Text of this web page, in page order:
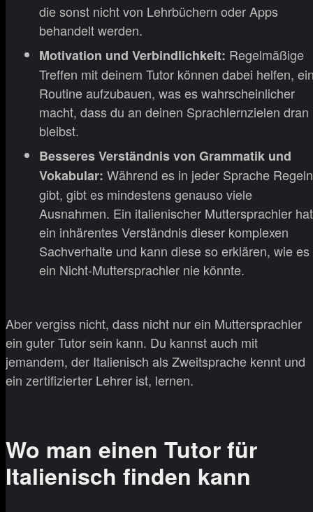
die sonst nicht von Lehrbüchern oder Apps
behandelt werden.
Motivation und Verbindlichkeit: Regelmäßige
Treffen mit deinem Tutor können dabei helfen,
Routine aufzubauen, was es wahrscheinlicher
macht, dass du an deinen Sprachlernzielen dran
bleibst.
Besseres Verständnis von Grammatik und
Vokabular: Während es in jeder Sprache Regeln
gibt, gibt es mindestens genauso viele
Ausnahmen. Ein italienischer Muttersprachler hat
ein inhärentes Verständnis dieser komplexen
Sachverhalte und kann diese so erklären, wie es
ein Nicht-Muttersprachler nie könnte.
Aber vergiss nicht, dass nicht nur ein Muttersprachler
ein guter Tutor sein kann. Du kannst auch mit
jemandem, der Italienisch als Zweitsprache kennt und
ein zertifizierter Lehrer ist, lernen.
Wo man einen Tutor für
Italienisch finden kann